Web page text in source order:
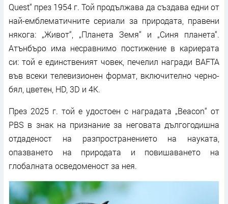
Quest“ през 1954 г. Той продължава да създава едни от
най-емблематичните сериали за природата, правени
някога: „Живот“, „Планета Земя“ и „Синя планета“.
Атънбъро има несравнимо постижение в кариерата
си: той е единственият човек, печелил награди BAFTA
във всеки телевизионен формат, включително черно-
бял, цветен, HD, 3D и 4K.
През 2025 г. той е удостоен с наградата „Beacon“ от
PBS в знак на признание за неговата дългогодишна
отдаденост на разпространението на науката,
опазването на природата и повишаването на
глобалната осведоменост за нея.